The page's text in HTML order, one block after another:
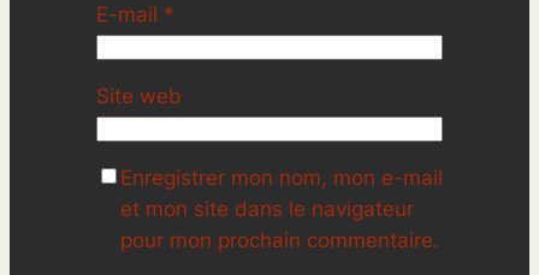
E-mail *
Site web
Enregistrer mon nom, mon e-mail
et mon site dans le navigateur
pour mon prochain commentaire.